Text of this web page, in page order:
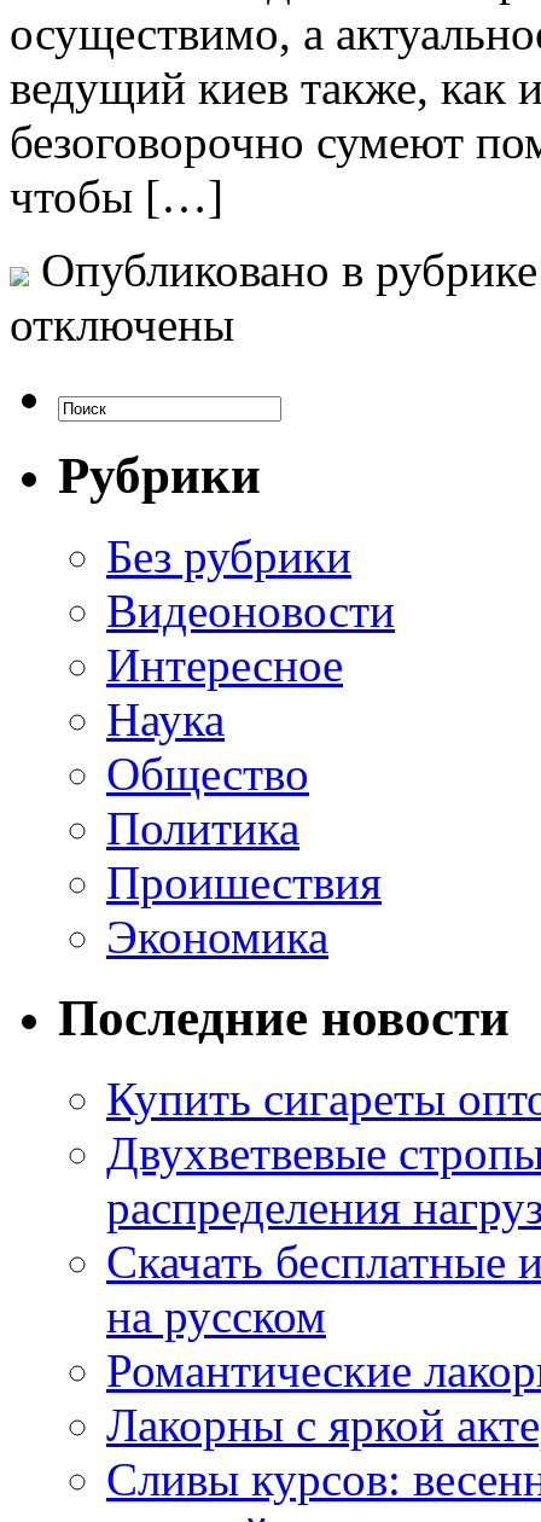
осуществимо, а
ведущий киев также, как
безоговорочно сумеют
чтобы […]
Опубликовано в
отключены
Рубрики
Без рубрики
Видеоновости
Интересное
Наука
Общество
Политика
Проишествия
Экономика
Последние новости
Купить сигареты
Двухветвевые
распределения
Скачать
на русском
Романтические
Лакорны с яркой
Сливы курсов: